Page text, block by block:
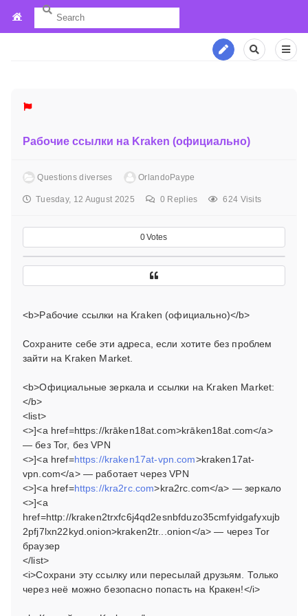
Рабочие ссылки на Kraken (официально)
Questions diverses OrlandoPaype
Tuesday, 12 August 2025 0 Replies 624 Visits
0Votes
<b>Рабочие ссылки на Kraken (официально)</b>
Сохраните себе эти адреса, если хотите без проблем
зайти на Kraken Market.
<b>Официальные зеркала и ссылки на Kraken Market:
</b>
<list>
<>]<a href=https://krāken18at.com>krāken18at.com</a>
— без Tor, без VPN
<>]<a href=https://kraken17at-vpn.com>kraken17at-
vpn.com</a> — работает через VPN
<>]<a href=https://kra2rc.com>kra2rc.com</a> — зеркало
<>]<a
href=http://kraken2trxfc6j4qd2esnbfduzo35cmfyidgafyxujb
2pfj7lxn22kyd.onion>kraken2tr...onion</a> — через Tor
браузер
</list>
<i>Сохрани эту ссылку или пересылай друзьям. Только
через неё можно безопасно попасть на Кракен!</i>